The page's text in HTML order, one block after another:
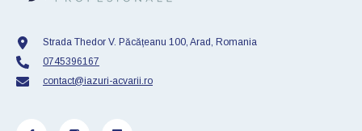
Strada Thedor V. Păcățeanu 100, Arad, Romania
0745396167
contact@iazuri-acvarii.ro